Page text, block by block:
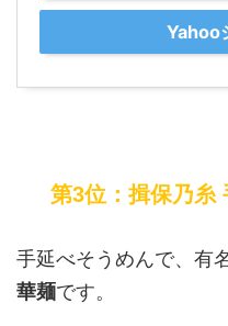
Yahoo
第3位：揖保乃糸
手延べそうめんで、有
華麺です。